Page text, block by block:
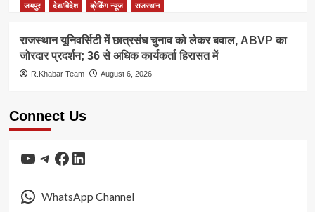
जयपुर देश/विदेश ब्रेकिंग न्यूज राजस्थान
राजस्थान यूनिवर्सिटी में छात्रसंघ चुनाव को लेकर बवाल, ABVP का
जोरदार प्रदर्शन; 36 से अधिक कार्यकर्ता हिरासत में
R.Khabar Team August 6, 2026
Connect Us
YouTube
Telegram
Facebook
LinkedIn
WhatsApp Channel